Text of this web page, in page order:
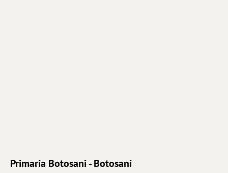
Primaria Botosani - Botosani